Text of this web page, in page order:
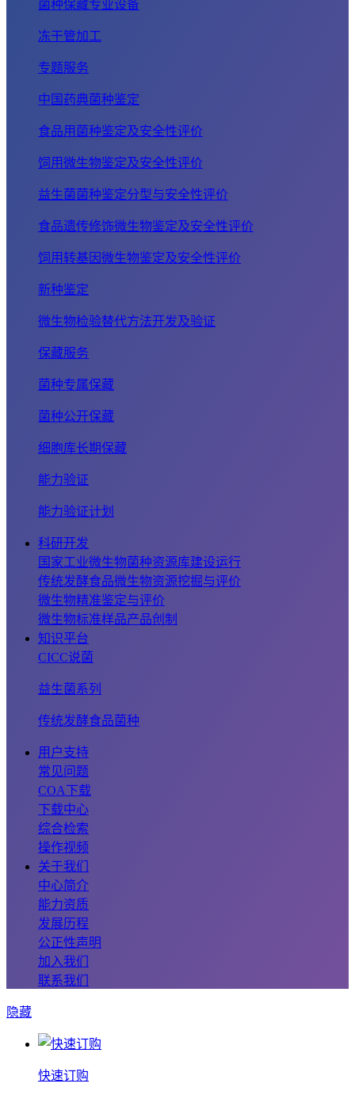
菌种保藏专业设备
冻干管加工
专题服务
中国药典菌种鉴定
食品用菌种鉴定及安全性评价
饲用微生物鉴定及安全性评价
益生菌菌种鉴定分型与安全性评价
食品遗传修饰微生物鉴定及安全性评价
饲用转基因微生物鉴定及安全性评价
新种鉴定
微生物检验替代方法开发及验证
保藏服务
菌种专属保藏
菌种公开保藏
细胞库长期保藏
能力验证
能力验证计划
科研开发
国家工业微生物菌种资源库建设运行
传统发酵食品微生物资源挖掘与评价
微生物精准鉴定与评价
微生物标准样品产品创制
知识平台
CICC说菌
益生菌系列
传统发酵食品菌种
用户支持
常见问题
COA下载
下载中心
综合检索
操作视频
关于我们
中心简介
能力资质
发展历程
公正性声明
加入我们
联系我们
隐藏
快速订购